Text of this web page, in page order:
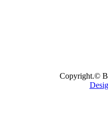
Copyright.©